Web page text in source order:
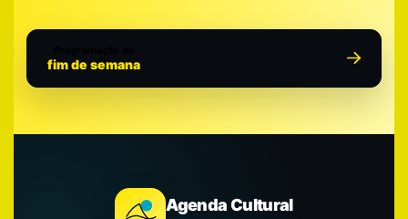
fim de semana
Agenda Cultural